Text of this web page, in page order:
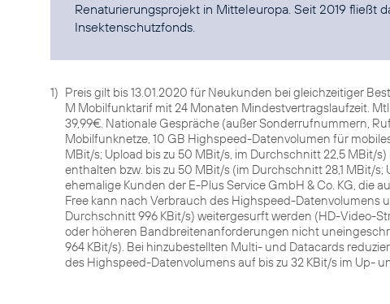
Renaturierungsprojekt in Mitteleuropa. Seit 2019 fließt
Insektenschutzfonds.
1) Preis gilt bis 13.01.2020 für Neukunden bei gleichzeitiger
M Mobilfunktarif mit 24 Monaten Mindestvertragslaufzeit.
39,99€. Nationale Gespräche (außer Sonderrufnummern,
Mobilfunknetze, 10 GB Highspeed-Datenvolumen für
MBit/s; Upload bis zu 50 MBit/s, im Durchschnitt 22,5 MBit/s)
enthalten bzw. bis zu 50 MBit/s (im Durchschnitt 28,1 MBit/
ehemalige Kunden der E-Plus Service GmbH & Co. KG, die
Free kann nach Verbrauch des Highspeed-Datenvolumens
Durchschnitt 996 KBit/s) weitergesurft werden (HD-Video-
oder höheren Bandbreitenanforderungen nicht
964 KBit/s). Bei hinzubestellten Multi- und Datacards
des Highspeed-Datenvolumens auf bis zu 32 KBit/s im Up-